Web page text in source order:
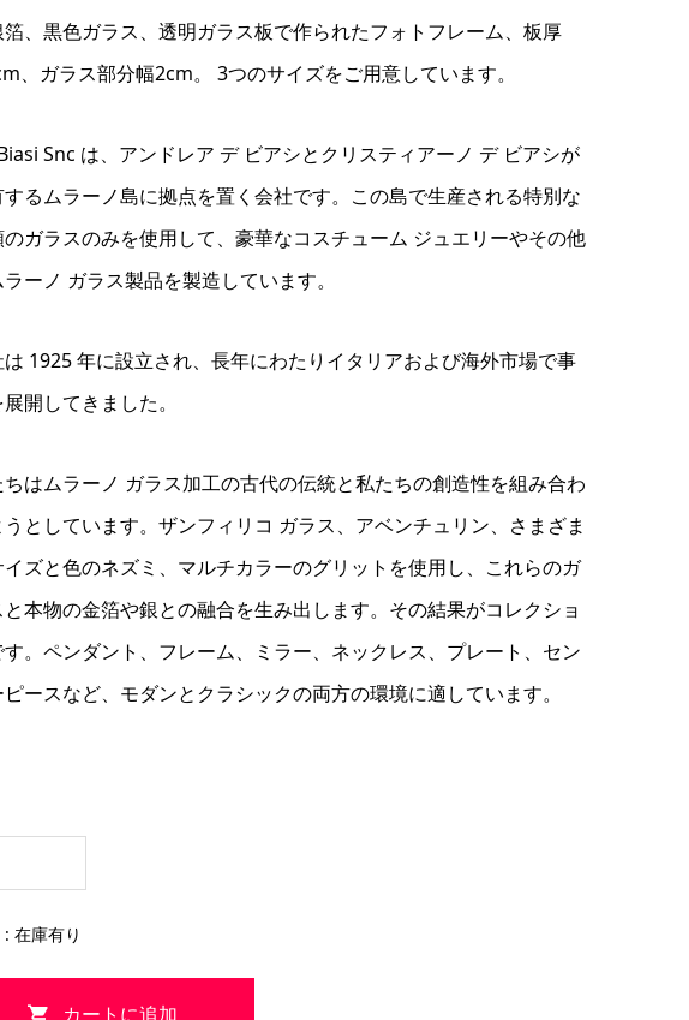
、黒色ガラス、透明ガラス板で作られたフォトフレーム、板厚
、ガラス部分幅2cm。 3つのサイズをご用意しています。
Snc は、アンドレア デ ビアシとクリスティアーノ デ ビアシが
するムラーノ島に拠点を置く会社です。この島で生産される特別な
ガラスのみを使用して、豪華なコスチューム ジュエリーやその他
ーノ ガラス製品を製造しています。
は 1925 年に設立され、長年にわたりイタリアおよび海外市場で事
開してきました。
はムラーノ ガラス加工の古代の伝統と私たちの創造性を組み合わ
としています。ザンフィリコ ガラス、アベンチュリン、さまざま
イズと色のネズミ、マルチカラーのグリットを使用し、これらのガ
と本物の金箔や銀との融合を生み出します。その結果がコレクショ
す。ペンダント、フレーム、ミラー、ネックレス、プレート、セン
ピースなど、モダンとクラシックの両方の環境に適しています。
在庫有り